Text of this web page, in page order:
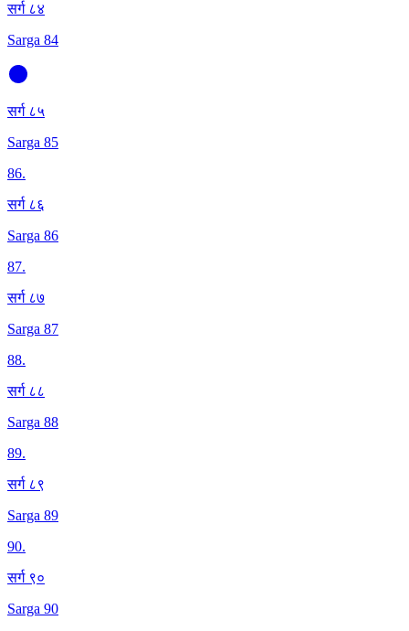
सर्ग ८४
Sarga 84
सर्ग ८५
Sarga 85
86.
सर्ग ८६
Sarga 86
87.
सर्ग ८७
Sarga 87
88.
सर्ग ८८
Sarga 88
89.
सर्ग ८९
Sarga 89
90.
सर्ग ९०
Sarga 90